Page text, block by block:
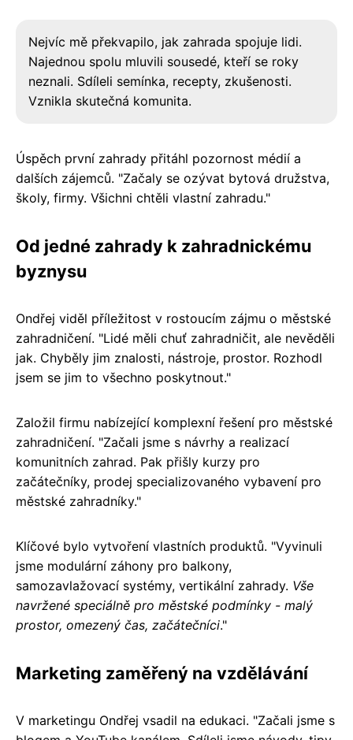
Nejvíc mě překvapilo, jak zahrada spojuje lidi.
Najednou spolu mluvili sousedé, kteří se roky
neznali. Sdíleli semínka, recepty, zkušenosti.
Vznikla skutečná komunita.
Úspěch první zahrady přitáhl pozornost médií a
dalších zájemců. "Začaly se ozývat bytová družstva,
školy, firmy. Všichni chtěli vlastní zahradu."
Od jedné zahrady k zahradnickému
byznysu
Ondřej viděl příležitost v rostoucím zájmu o městské
zahradničení. "Lidé měli chuť zahradničit, ale nevěděli
jak. Chyběly jim znalosti, nástroje, prostor. Rozhodl
jsem se jim to všechno poskytnout."
Založil firmu nabízející komplexní řešení pro městské
zahradničení. "Začali jsme s návrhy a realizací
komunitních zahrad. Pak přišly kurzy pro
začátečníky, prodej specializovaného vybavení pro
městské zahradníky."
Klíčové bylo vytvoření vlastních produktů. "Vyvinuli
jsme modulární záhony pro balkony,
samozavlažovací systémy, vertikální zahrady. Vše
navržené speciálně pro městské podmínky - malý
prostor, omezený čas, začátečníci."
Marketing zaměřený na vzdělávání
V marketingu Ondřej vsadil na edukaci. "Začali jsme s